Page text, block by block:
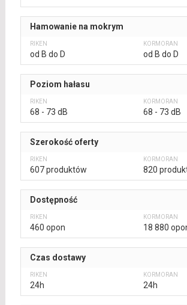
Hamowanie na mokrym
od B do D od B do D
Poziom hałasu
68 - 73 dB 68 - 73 dB
Szerokość oferty
607 produktów 820
Dostępność
460 opon 18 880
Czas dostawy
24h 24h